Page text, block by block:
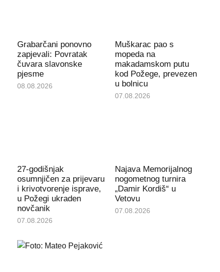
Grabarčani ponovno
zapjevali: Povratak
čuvara slavonske
pjesme
08.08.2026
Muškarac pao s
mopeda na
makadamskom putu
kod Požege, prevezen
u bolnicu
07.08.2026
27-godišnjak
osumnjičen za prijevaru
i krivotvorenje isprave,
u Požegi ukraden
novčanik
07.08.2026
Najava Memorijalnog
nogometnog turnira
„Damir Kordiš“ u
Vetovu
07.08.2026